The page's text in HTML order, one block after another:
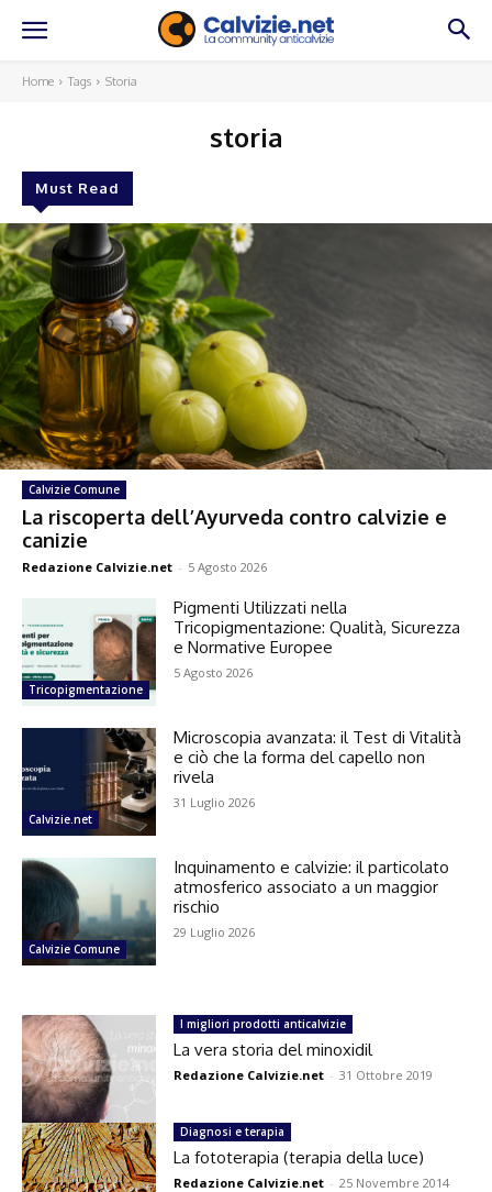
Home Tags Storia
storia
Must Read
Calvizie Comune
La riscoperta dell’Ayurveda contro calvizie e
canizie
Redazione Calvizie.net - 5 Agosto 2026
Tricopigmentazione
Pigmenti Utilizzati nella
Tricopigmentazione: Qualità, Sicurezza
e Normative Europee
5 Agosto 2026
Calvizie.net
Microscopia avanzata: il Test di Vitalità
e ciò che la forma del capello non
rivela
31 Luglio 2026
Calvizie Comune
Inquinamento e calvizie: il particolato
atmosferico associato a un maggior
rischio
29 Luglio 2026
I migliori prodotti anticalvizie
La vera storia del minoxidil
Redazione Calvizie.net - 31 Ottobre 2019
Diagnosi e terapia
La fototerapia (terapia della luce)
Redazione Calvizie.net - 25 Novembre 2014